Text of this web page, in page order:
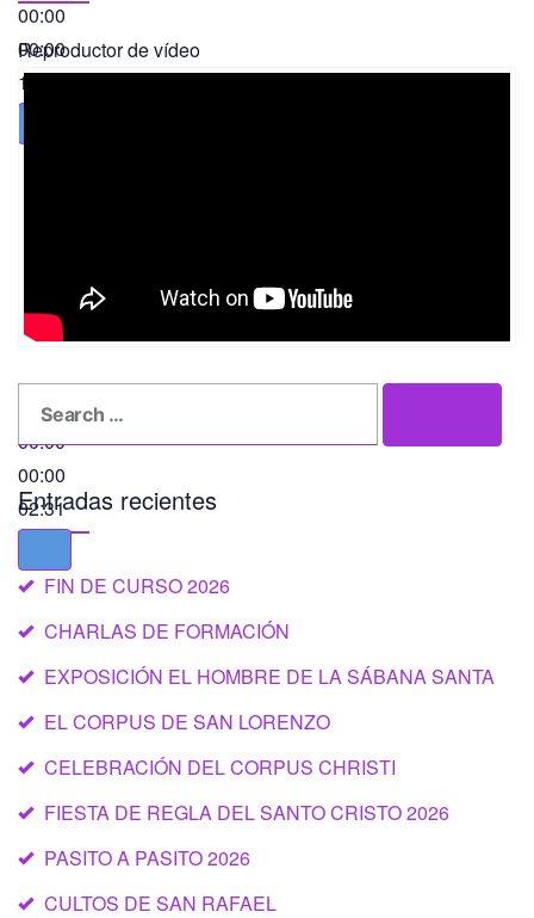
00:00
00:00
11:56
Reproductor de vídeo
00:00
00:00
02:31
Entradas recientes
FIN DE CURSO 2026
CHARLAS DE FORMACIÓN
EXPOSICIÓN EL HOMBRE DE LA SÁBANA SANTA
EL CORPUS DE SAN LORENZO
CELEBRACIÓN DEL CORPUS CHRISTI
FIESTA DE REGLA DEL SANTO CRISTO 2026
PASITO A PASITO 2026
CULTOS DE SAN RAFAEL